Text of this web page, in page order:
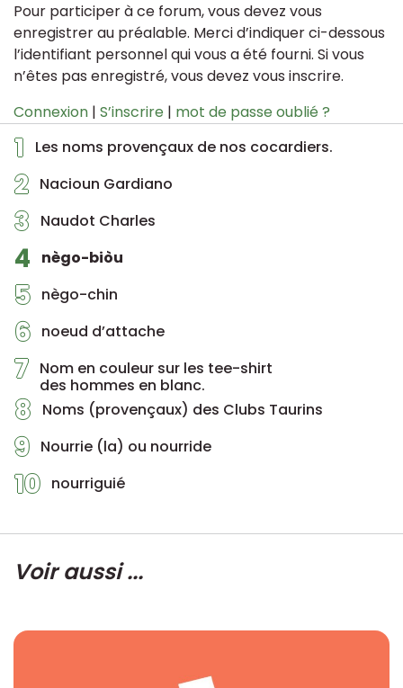
1 Les noms provençaux de nos cocardiers.
2 Nacioun Gardiano
3 Naudot Charles
4 nègo-biòu
5 nègo-chin
6 noeud d’attache
7 Nom en couleur sur les tee-shirt
des hommes en blanc.
8 Noms (provençaux) des Clubs Taurins
9 Nourrie (la) ou nourride
10 nourriguié
Pour participer à ce forum, vous devez vous
enregistrer au préalable. Merci d’indiquer ci-dessous
l’identifiant personnel qui vous a été fourni. Si vous
n’êtes pas enregistré, vous devez vous inscrire.
Connexion | S’inscrire | mot de passe oublié ?
Voir aussi ...